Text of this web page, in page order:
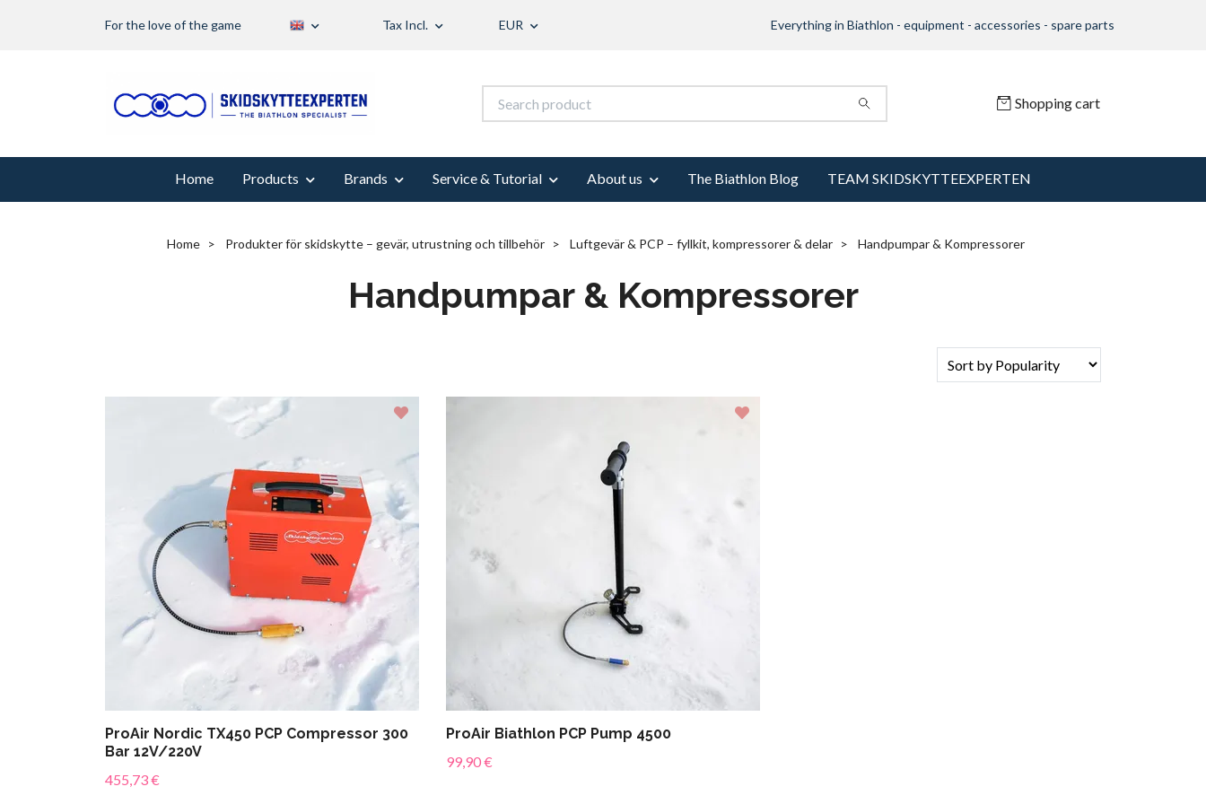
For the love of the game Tax Incl. EUR Everything in Biathlon - equipment - accessories - spare parts
Shopping cart
Home Products Brands Service & Tutorial About us The Biathlon Blog TEAM SKIDSKYTTEEXPERTEN
Home Produkter för skidskytte – gevär, utrustning och tillbehör Luftgevär & PCP – fyllkit, kompressorer & delar Handpumpar & Kompressorer
Handpumpar & Kompressorer
ProAir Nordic TX450 PCP Compressor 300
Bar 12V/220V
455,73 €
ProAir Biathlon PCP Pump 4500
99,90 €